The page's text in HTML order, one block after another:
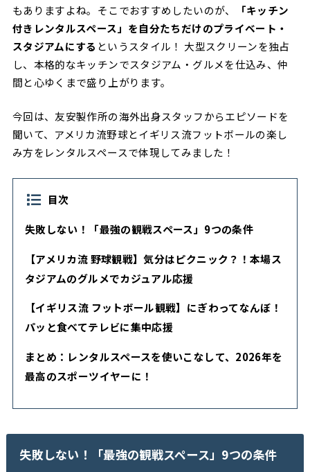
もありますよね。そこでおすすめしたいのが、
「キッチン
付きレンタルスペース」を自分たちだけのプライベート・
スタジアムにする というスタイル！ 大型スクリーンを独占
し、本格的なキッチンでスタジアム・グルメを仕込み、仲
間と心ゆくまで盛り上がります。
今回は、友安製作所の海外出身スタッフからエピソードを
聞いて、アメリカ流野球とイギリス流フットボールの楽し
み方をレンタルスペースで体現してみました！
目次
失敗しない！「最強の観戦スペース」9つの条件
【アメリカ流 野球観戦】気分はピクニック？！本場ス
タジアムのグルメでカジュアル応援
【イギリス流 フットボール観戦】にぎわってなんぼ！
パッと食べてテレビに集中応援
まとめ：レンタルスペースを使いこなして、2026年を
最高のスポーツイヤーに！
失敗しない！「最強の観戦スペース」9つの条件